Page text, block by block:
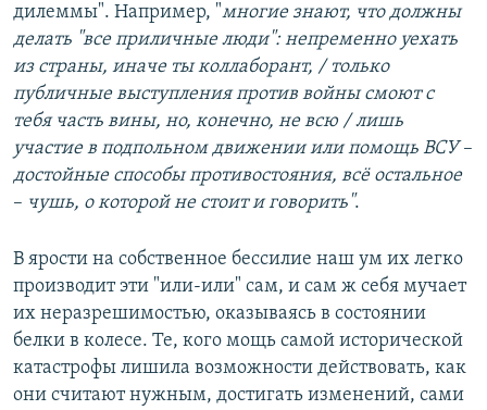
дилеммы". Например, "многие знают, что должны
делать "все приличные люди": непременно уехать
из страны, иначе ты коллаборант, / только
публичные выступления против войны смоют с
тебя часть вины, но, конечно, не всю / лишь
участие в подпольном движении или помощь ВСУ–
достойные способы противостояния, всё остальное
– чушь, о которой не стоит и говорить".
В ярости на собственное бессилие наш ум их легко
производит эти "или-или" сам, и сам ж себя мучает
их неразрешимостью, оказываясь в состоянии
белки в колесе. Те, кого мощь самой исторической
катастрофы лишила возможности действовать, как
они считают нужным, достигать изменений, сами